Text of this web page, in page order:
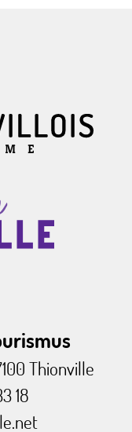
Thionville
18